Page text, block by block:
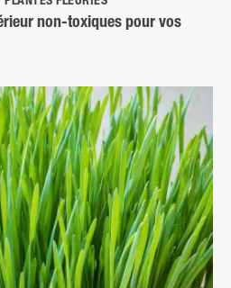
non-toxiques pour vos